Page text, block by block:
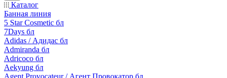
Каталог
Банная линия
5 Star Cosmetic бл
7Days бл
Adidas / Адидас бл
Admiranda бл
Adricoco бл
Aekyung бл